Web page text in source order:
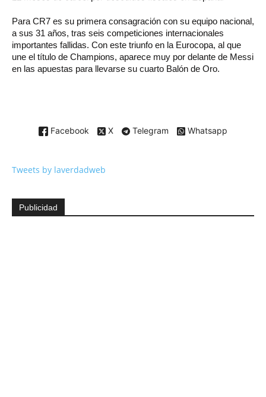
Para CR7 es su primera consagración con su equipo nacional,
a sus 31 años, tras seis competiciones internacionales
importantes fallidas. Con este triunfo en la Eurocopa, al que
une el título de Champions, aparece muy por delante de Messi
en las apuestas para llevarse su cuarto Balón de Oro.
Facebook X Telegram Whatsapp
Tweets by laverdadweb
Publicidad